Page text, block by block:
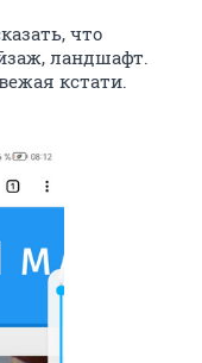
что
ландшафт.
кстати.